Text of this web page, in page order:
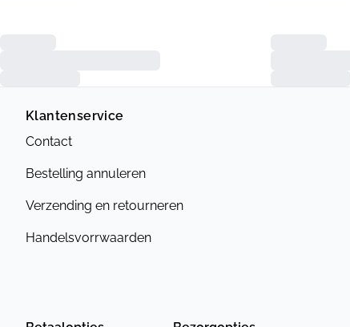
Klantenservice
Contact
Bestelling annuleren
Verzending en retourneren
Handelsvorrwaarden